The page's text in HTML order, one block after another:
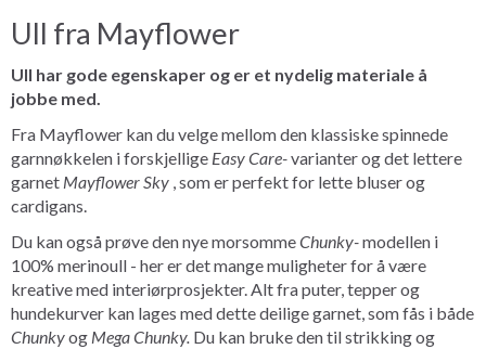
Ull fra Mayflower
Ull har gode egenskaper og er et nydelig materiale å
jobbe med.
Fra Mayflower kan du velge mellom den klassiske spinnede
garnnøkkelen i forskjellige Easy Care-varianter og det lettere
garnet Mayflower Sky , som er perfekt for lette bluser og
cardigans.
Du kan også prøve den nye morsommeChunky-modellen i
100% merinoull - her er det mange muligheter for å være
kreative med interiørprosjekter. Alt fra puter, tepper og
hundekurver kan lages med dette deilige garnet, som fås i både
Chunkyog Mega Chunky. Du kan bruke den til strikking og